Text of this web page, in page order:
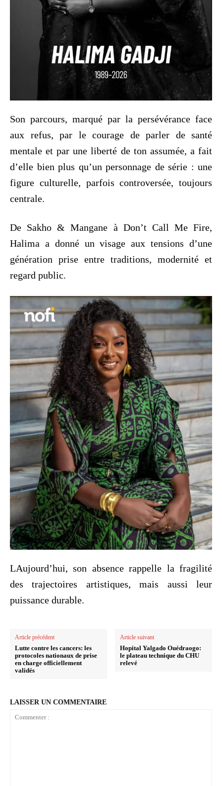
Son parcours, marqué par la persévérance face
aux refus, par le courage de parler de santé
mentale et par une liberté de ton assumée, a fait
d’elle bien plus qu’un personnage de série : une
figure culturelle, parfois controversée, toujours
centrale.
De Sakho & Mangane à Don’t Call Me Fire,
Halima a donné un visage aux tensions d’une
génération prise entre traditions, modernité et
regard public.
LAujourd’hui, son absence rappelle la fragilité
des trajectoires artistiques, mais aussi leur
puissance durable.
Article précédent
Lutte contre les cancers: les
protocoles nationaux de prise
en charge officiellement
validés
Article suivant
Hopital Yalgado Ouédraogo:
le plateau technique du CHU
relevé
LAISSER UN COMMENTAIRE